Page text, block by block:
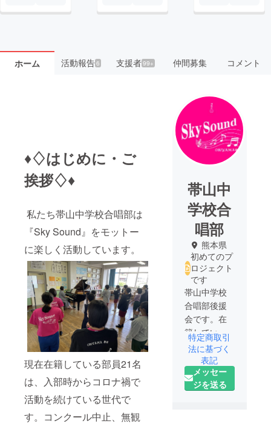
ホーム 活動報告6 支援者99+ 仲間募集 コメント
♦♢はじめに・ご
挨拶♢♦
私たち帯山中学校合唱部は
『Sky Sound』をモットー
に楽しく活動しています。
現在在籍している部員21名
は、入部時からコロナ禍で
活動を続けている世代で
す。コンクール中止、無観
帯山中
学校合
唱部
熊本県
初めてのプ
ロジェクト
です
帯山中学校
合唱部後援
会です。在
籍している
部員の保護
者で運営し
ています。
部員たちが
特定商取引
法に基づく
表記
メッセー
ジを送る